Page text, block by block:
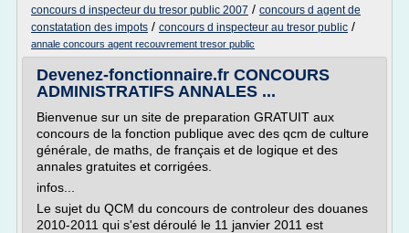
concours d inspecteur du tresor public 2007 / concours d agent de
constatation des impots / concours d inspecteur au tresor public /
annale concours agent recouvrement tresor public
Devenez-fonctionnaire.fr CONCOURS
ADMINISTRATIFS ANNALES ...
Bienvenue sur un site de preparation GRATUIT aux
concours de la fonction publique avec des qcm de culture
générale, de maths, de français et de logique et des
annales gratuites et corrigées.
infos...
Le sujet du QCM du concours de controleur des douanes
2010-2011 qui s'est déroulé le 11 janvier 2011 est